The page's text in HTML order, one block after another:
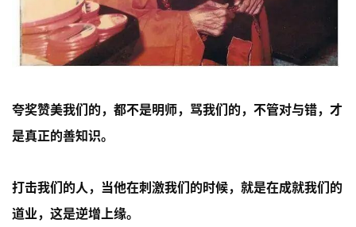
夸奖赞美我们的，都不是明师，骂我们的，不管对与错，才
是真正的善知识。
打击我们的人，当他在刺激我们的时候，就是在成就我们的
道业，这是逆增上缘。